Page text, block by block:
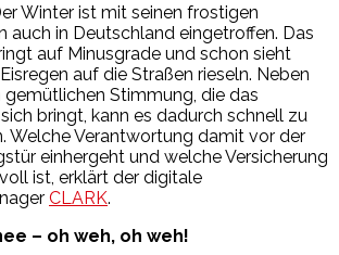
Winter ist mit seinen frostigen
auch in Deutschland eingetroffen. Das
auf Minusgrade und schon sieht
auf die Straßen rieseln. Neben
Stimmung, die das
bringt, kann es dadurch schnell zu
Welche Verantwortung damit vor der
einhergeht und welche Versicherung
ist, erklärt der digitale
CLARK.
– oh weh, oh weh!